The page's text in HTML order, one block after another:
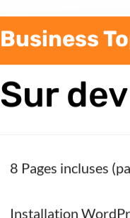
Business
Sur
8 Pages incluses
Installation